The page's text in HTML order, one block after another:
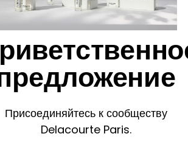
ГИДА ПО ПАРФЮМЕРИИ
Присоединяйтесь к сообществу
Delacourte Paris.